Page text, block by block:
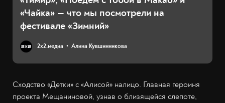
«Чайка» — что мы посмотрели на
фестивале «Зимний»
2х2.медиа Алина Кувшинникова
Сходство «Детки» с «Алисой» налицо. Главная героиня
проекта Мещаниновой, узнав о близящейся слепоте,